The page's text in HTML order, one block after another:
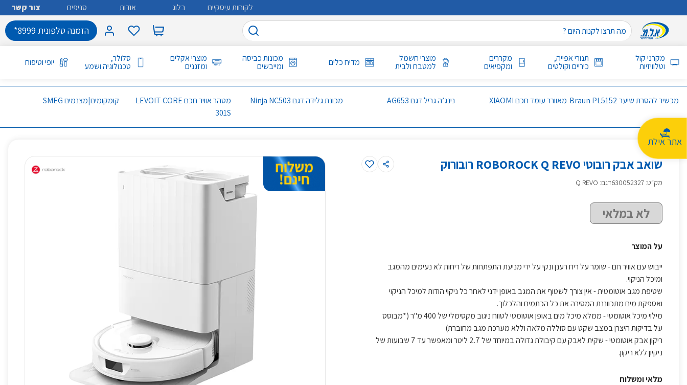
אתר אילת
לקוחות עיסקיים בלוג אודות סניפים צור קשר
הזמנה טלפונית 8999*
מקרני קול
וטלוויזיות
תנורי אפייה,
כיריים וקולטים
מקררים
ומקפיאים
מוצרי חשמל
למטבח ולבית מדיח כלים מכונות כביסה
ומייבשים
מוצרי אקלים
ומזגנים
סלולר,
טכנולוגיה ושמע יופי וטיפוח
מכשיר להסרת שיער Braun PL5152 מאוורר עומד חכם XIAOMI נינג’ה גריל דגם AG653 מכונת גלידה דגם Ninja NC503
מטהר אוויר חכם LEVOIT CORE
301S
קומקומים|מצנמים SMEG
שואב אבק רובוטי ROBOROCK Q REVO רובורוק
מק״ט:
630052327דגם: Q REVO
לא במלאי
על המוצר
ייבוש עם אוויר חם - שומר על ריח רענן ונקי על ידי מניעת התפתחות של ריחות לא נעימים מהמגב
ומיכל הניקוי.
שטיפת מגב אוטומטית - אין צורך לשטוף את המגב באופן ידני לאחר כל ניקוי הודות למיכל הניקוי
ואספקת מים מתכווננת המסירה את כל הכתמים והלכלוך.
מילוי מיכל אוטומטי - ממלא מיכל מים באופן אוטומטי לטווח ניגוב מקסימלי של 400 מ"ר (*מבוסס
על בדיקות היצרן במצב שקט עם סוללה מלאה וללא מערכת מגב מחוברת)
ריקון אבק אוטומטי - שקית לאבק עם קיבולת גדולה במיוחד של 2.7 ליטר ומאפשר עד 7 שבועות של
ניקיון ללא ריקון.
מלאי ומשלוח